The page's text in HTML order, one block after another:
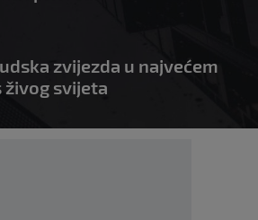
zvijezda u najvećem
živog svijeta